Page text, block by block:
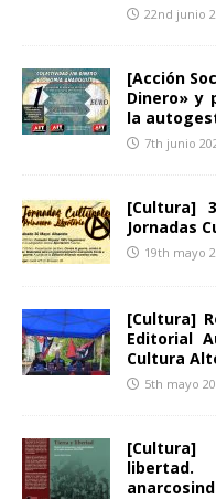
22nd junio
[Acción
Dinero» y
la
7th junio
[Cultura]
Jornadas
19th mayo
[Cultura]
Editorial
Cultura
5th mayo
[Cultura]
libertad.